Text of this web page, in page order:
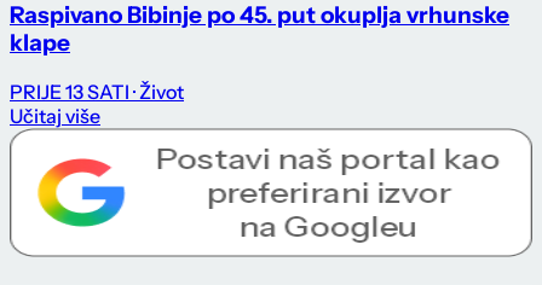
Raspivano Bibinje po 45. put okuplja vrhunske
klape
PRIJE 13 SATI · Život
Učitaj više